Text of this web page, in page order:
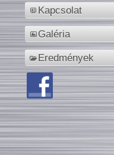
Kapcsolat
Galéria
Eredmények